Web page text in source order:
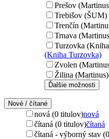
Prešov
Trebišov
Trenčín
Trnava
Turzovka
(Kniha Turzovka)
Zvolen
Žilina
Ďalšie možnosti
Nové / čítané
nová (0 titulov)nová
čítaná (0 titulov)čítaná
čítaná - výborný stav